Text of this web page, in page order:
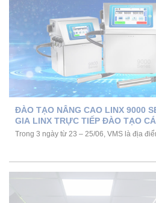
ĐÀO TẠO NÂNG CAO LINX 9000
GIA LINX TRỰC TIẾP ĐÀO TẠO
CHÂU Á TẠI VMS
Trong 3 ngày từ 23 – 25/06, VMS là địa